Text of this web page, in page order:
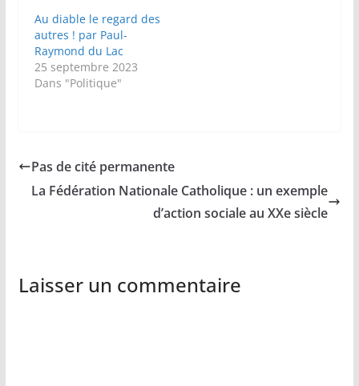
Au diable le regard des
autres ! par Paul-
Raymond du Lac
25 septembre 2023
Dans "Politique"
Pas de cité permanente
La Fédération Nationale Catholique : un exemple
d’action sociale au XXe siècle
Laisser un commentaire